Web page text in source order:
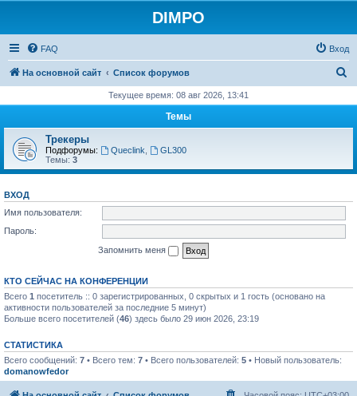
DIMPO
FAQ Вход
На основной сайт Список форумов
с
Текущее время: 08 авг 2026, 13:41
Темы
Трекеры
Подфорумы: Queclink
GL300
Темы: 3
ВХОД
Имя пользователя:
Пароль:
Запомнить меня
КТО СЕЙЧАС НА КОНФЕРЕНЦИИ
Всего 1 посетитель :: 0 зарегистрированных, 0 скрытых и 1 гость (основано на
активности пользователей за последние 5 минут)
Больше всего посетителей (46) здесь было 29 июн 2026, 23:19
СТАТИСТИКА
Всего сообщений: 7 • Всего тем: 7 • Всего пользователей: 5 • Новый пользователь:
domanowfedor